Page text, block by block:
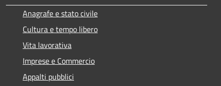
Anagrafe e stato civile
Cultura e tempo libero
Vita lavorativa
Imprese e Commercio
Appalti pubblici